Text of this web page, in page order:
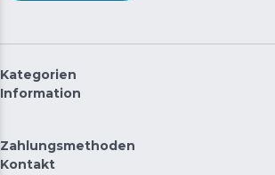
Kategorien
Information
Zahlungsmethoden
Kontakt